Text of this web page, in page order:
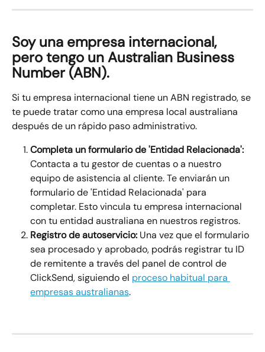
Soy una empresa internacional,
pero tengo un Australian Business
Number (ABN).
Si tu empresa internacional tiene un ABN registrado, se
te puede tratar como una empresa local australiana
después de un rápido paso administrativo.
Completa un formulario de 'Entidad Relacionada':
Contacta a tu gestor de cuentas o a nuestro
equipo de asistencia al cliente. Te enviarán un
formulario de 'Entidad Relacionada' para
completar. Esto vincula tu empresa internacional
con tu entidad australiana en nuestros registros.
Registro de autoservicio: Una vez que el formulario
sea procesado y aprobado, podrás registrar tu ID
de remitente a través del panel de control de
ClickSend, siguiendo el proceso habitual para
empresas australianas.